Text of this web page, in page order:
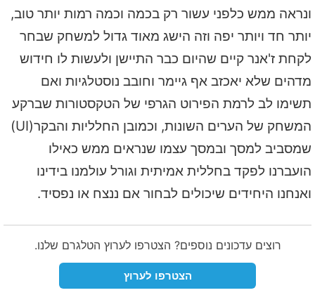
ונראה ממש כלפני עשור רק בכמה וכמה רמות יותר טוב,
יותר חד ויותר יפה וזה הישג מאוד גדול למשחק שבחר
לקחת ז'אנר קיים שהיום כבר התיישן ולעשות לו חידוש
מדהים שלא יאכזב אף גיימר וחובב נוסטלגיות ואם
תשימו לב לרמת הפירוט הגרפי של הטקסטורות שברקע
המשחק של הערים השונות, וכמובן החלליות והבקר(UI)
שמסביב למסך ובמסך עצמו שנראים ממש כאילו
הועברנו לפקד בחללית אמיתית וגורל עולמנו בידינו
ואנחנו היחידים שיכולים לבחור אם ננצח או נפסיד.
רוצים עדכונים נוספים? הצטרפו לערוץ הטלגרם שלנו.
הצטרפו לערוץ